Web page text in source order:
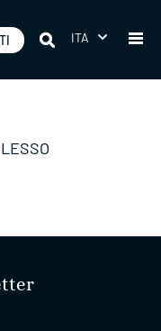
ITA